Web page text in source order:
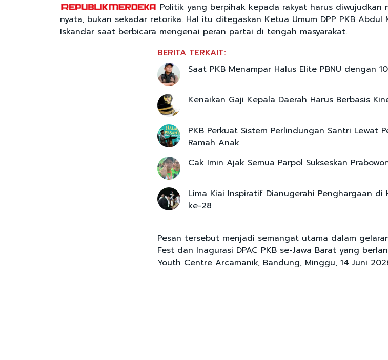
Politik yang berpihak kepada rakyat harus diwujudkan
nyata, bukan sekadar retorika. Hal itu ditegaskan Ketua Umum DPP PKB Abdul
Iskandar saat berbicara mengenai peran partai di tengah masyarakat.
BERITA TERKAIT:
Saat PKB Menampar Halus Elite PBNU dengan
Kenaikan Gaji Kepala Daerah Harus Berbasis
PKB Perkuat Sistem Perlindungan Santri Lewat
Ramah Anak
Cak Imin Ajak Semua Parpol Sukseskan
Lima Kiai Inspiratif Dianugerahi Penghargaan di
ke-28
Pesan tersebut menjadi semangat utama dalam
Fest dan Inagurasi DPAC PKB se-Jawa Barat yang
Youth Centre Arcamanik, Bandung, Minggu, 14 Juni